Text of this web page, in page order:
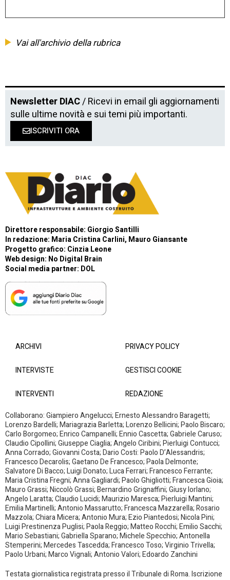
Vai all'archivio della rubrica
Newsletter DIAC/ Ricevi in email gli aggiornamenti
sulle ultime novità e sui temi più importanti.
ISCRIVITI ORA
Direttore responsabile: Giorgio Santilli
In redazione: Maria Cristina Carlini, Mauro Giansante
Progetto grafico: Cinzia Leone
Web design: No Digital Brain
Social media partner: DOL
ARCHIVI
INTERVISTE
INTERVENTI
PRIVACY POLICY
GESTISCI COOKIE
REDAZIONE
Collaborano: Giampiero Angelucci; Ernesto Alessandro Baragetti;
Lorenzo Bardelli; Mariagrazia Barletta; Lorenzo Bellicini; Paolo Biscaro;
Carlo Borgomeo; Enrico Campanelli; Ennio Cascetta; Gabriele Caruso;
Claudio Cipollini; Giuseppe Ciaglia; Angelo Ciribini; Pierluigi Contucci;
Anna Corrado; Giovanni Costa; Dario Costi: Paolo D’Alessandris;
Francesco Decarolis; Gaetano De Francesco; Paola Delmonte;
Salvatore Di Bacco; Luigi Donato; Luca Ferrari; Francesco Ferrante;
Maria Cristina Fregni; Anna Gagliardi; Paolo Ghigliotti; Francesca Gioia;
Mauro Grassi; Niccolò Grassi; Bernardino Grignaffini; Giusy Iorlano;
Angelo Laratta; Claudio Lucidi; Maurizio Maresca; Pierluigi Mantini;
Emilia Martinelli; Antonio Massarutto; Francesca Mazzarella; Rosario
Mazzola; Chiara Micera; Antonio Mura; Ezio Piantedosi; Nicola Pini;
Luigi Prestinenza Puglisi; Paola Reggio; Matteo Rocchi; Emilio Sacchi;
Mario Sebastiani; Gabriella Sparano; Michele Specchio; Antonella
Stemperini; Mercedes Tascedda; Francesco Toso; Virginio Trivella;
Paolo Urbani; Marco Vignali; Antonio Valori; Edoardo Zanchini
Testata giornalistica registrata presso il Tribunale di Roma. Iscrizione